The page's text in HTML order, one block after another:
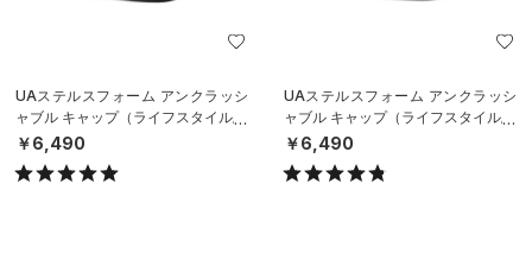
UAステルスフォーム アンクラッシ
ャブル キャップ（ライフスタイル/U
NISEX）
￥6,490
UAステルスフォーム アンクラッシ
ャブル キャップ（ライフスタイル/U
NISEX）
￥6,490